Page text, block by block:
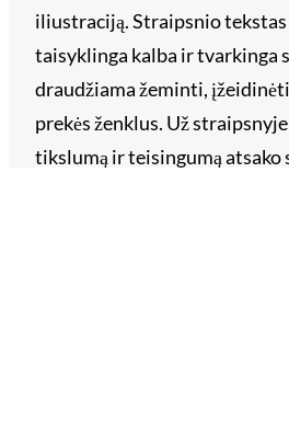
iliustraciją. Straipsnio
taisyklinga kalba ir tvarkinga
draudžiama žeminti,
prekės ženklus. Už
tikslumą ir teisingumą atsako